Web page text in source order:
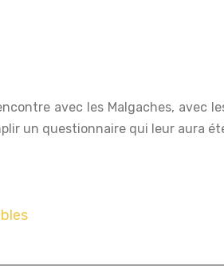
un questionnaire qui leur aura